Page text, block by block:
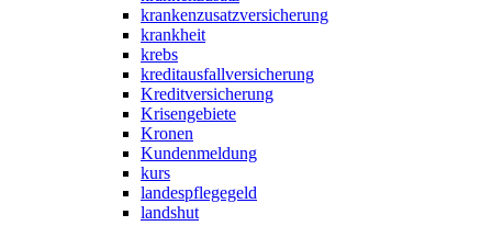
krankenzusatzversicherung
krankheit
krebs
kreditausfallversicherung
Kreditversicherung
Krisengebiete
Kronen
Kundenmeldung
kurs
landespflegegeld
landshut